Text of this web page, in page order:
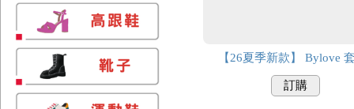
【26夏季新款】 Bylove
訂購